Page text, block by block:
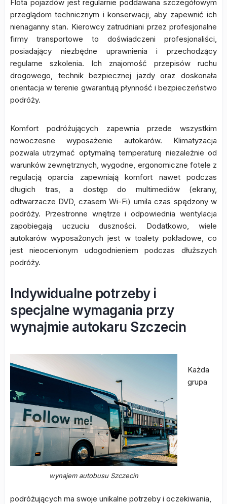
Flota pojazdów jest regularnie poddawana szczegółowym
przeglądom technicznym i konserwacji, aby zapewnić ich
nienaganny stan. Kierowcy zatrudniani przez profesjonalne
firmy transportowe to doświadczeni profesjonaliści,
posiadający niezbędne uprawnienia i przechodzący
regularne szkolenia. Ich znajomość przepisów ruchu
drogowego, technik bezpiecznej jazdy oraz doskonała
orientacja w terenie gwarantują płynność i bezpieczeństwo
podróży.
Komfort podróżujących zapewnia przede wszystkim
nowoczesne wyposażenie autokarów. Klimatyzacja
pozwala utrzymać optymalną temperaturę niezależnie od
warunków zewnętrznych, wygodne, ergonomiczne fotele z
regulacją oparcia zapewniają komfort nawet podczas
długich tras, a dostęp do multimediów (ekrany,
odtwarzacze DVD, czasem Wi-Fi) umila czas spędzony w
podróży. Przestronne wnętrze i odpowiednia wentylacja
zapobiegają uczuciu duszności. Dodatkowo, wiele
autokarów wyposażonych jest w toalety pokładowe, co
jest nieocenionym udogodnieniem podczas dłuższych
podróży.
Indywidualne potrzeby i
specjalne wymagania przy
wynajmie autokaru Szczecin
wynajem autobusu Szczecin
Każda
grupa
podróżujących ma swoje unikalne potrzeby i oczekiwania,